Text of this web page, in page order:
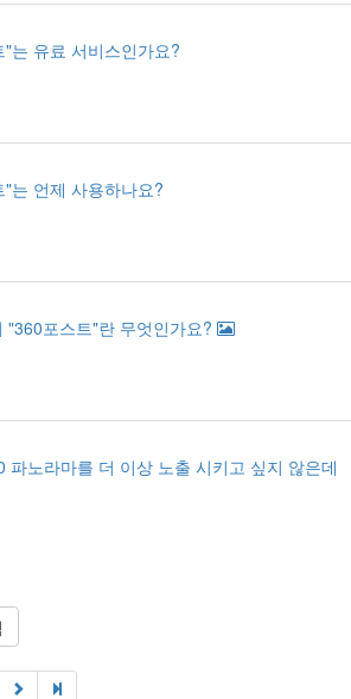
는 유료 서비스인가요?
는 언제 사용하나요?
"360포스트"란 무엇인가요?
파노라마를 더 이상 노출 시키고 싶지 않은데